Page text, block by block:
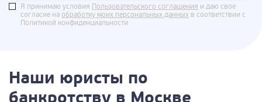
Я принимаю условия Пользовательского соглашения и даю свое
согласие на обработку моих персональных данных в соответствии с
Политикой конфиденциальности
Наши юристы по
банкротству в Москве